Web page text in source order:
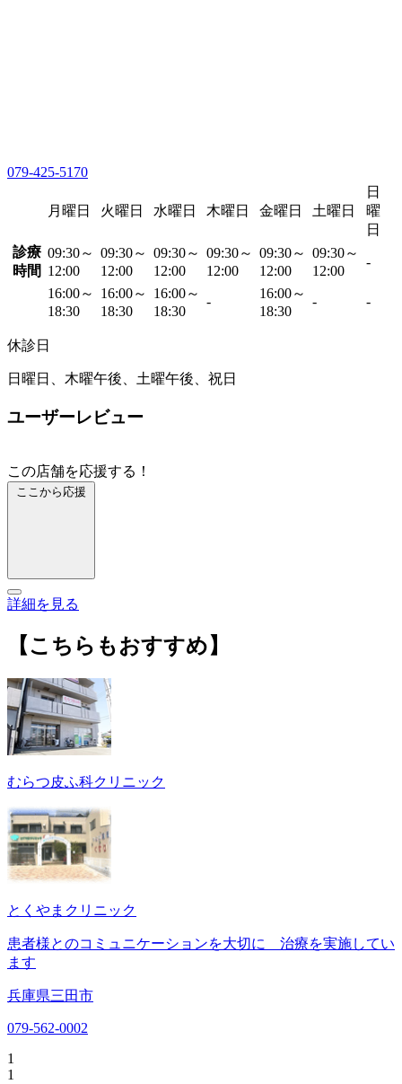
079-425-5170
月曜日 火曜日 水曜日 木曜日 金曜日 土曜日
日
曜
日
診療
時間
09:30～
12:00
09:30～
12:00
09:30～
12:00
09:30～
12:00
09:30～
12:00
09:30～
12:00
-
16:00～
18:30
16:00～
18:30
16:00～
18:30
-
16:00～
18:30
- -
休診日
日曜日、木曜午後、土曜午後、祝日
ユーザーレビュー
この店舗を応援する！
ここから応援
詳細を見る
【こちらもおすすめ】
むらつ皮ふ科クリニック
とくやまクリニック
患者様とのコミュニケーションを大切に 治療を実施してい
ます
兵庫県三田市
079-562-0002
1
1